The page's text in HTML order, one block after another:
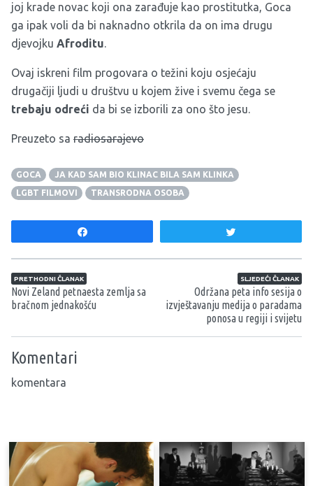
joj krade novac koji ona zarađuje kao prostitutka, Goca
ga ipak voli da bi naknadno otkrila da on ima drugu
djevojku Afroditu.
Ovaj iskreni film progovara o težini koju osjećaju
drugačiji ljudi u društvu u kojem žive i svemu čega se
trebaju odreći da bi se izborili za ono što jesu.
Preuzeto sa radiosarajevo
GOCA
JA KAD SAM BIO KLINAC BILA SAM KLINKA
LGBT FILMOVI
TRANSRODNA OSOBA
Navigacija članaka
PRETHODNI ČLANAK
Novi Zeland petnaesta zemlja sa
bračnom jednakošću
SLJEDEĆI ČLANAK
Održana peta info sesija o
izvještavanju medija o paradama
ponosa u regiji i svijetu
Komentari
komentara